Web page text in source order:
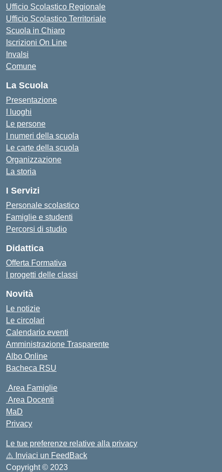
Ufficio Scolastico Regionale
Ufficio Scolastico Territoriale
Scuola in Chiaro
Iscrizioni On Line
Invalsi
Comune
La Scuola
Presentazione
I luoghi
Le persone
I numeri della scuola
Le carte della scuola
Organizzazione
La storia
I Servizi
Personale scolastico
Famiglie e studenti
Percorsi di studio
Didattica
Offerta Formativa
I progetti delle classi
Novità
Le notizie
Le circolari
Calendario eventi
Amministrazione Trasparente
Albo Online
Bacheca RSU
Area Famiglie
Area Docenti
MaD
Privacy
Le tue preferenze relative alla privacy
⚠️ Inviaci un FeedBack
Copyright © 2023